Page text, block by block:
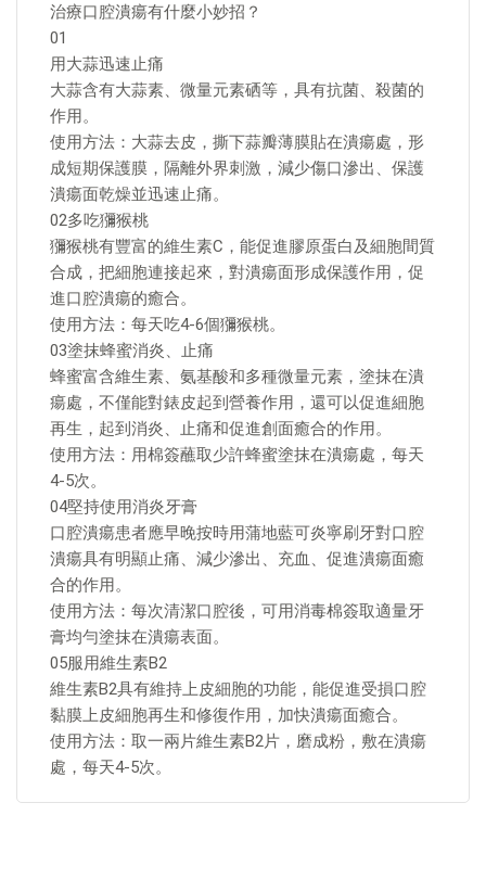
治療口腔潰瘍有什麼小妙招？
01
用大蒜迅速止痛
大蒜含有大蒜素、微量元素硒等，具有抗菌、殺菌的
作用。
使用方法：大蒜去皮，撕下蒜瓣薄膜貼在潰瘍處，形
成短期保護膜，隔離外界刺激，減少傷口滲出、保護
潰瘍面乾燥並迅速止痛。
02多吃獼猴桃
獼猴桃有豐富的維生素C，能促進膠原蛋白及細胞間質
合成，把細胞連接起來，對潰瘍面形成保護作用，促
進口腔潰瘍的癒合。
使用方法：每天吃4-6個獼猴桃。
03塗抹蜂蜜消炎、止痛
蜂蜜富含維生素、氨基酸和多種微量元素，塗抹在潰
瘍處，不僅能對錶皮起到營養作用，還可以促進細胞
再生，起到消炎、止痛和促進創面癒合的作用。
使用方法：用棉簽蘸取少許蜂蜜塗抹在潰瘍處，每天
4-5次。
04堅持使用消炎牙膏
口腔潰瘍患者應早晚按時用蒲地藍可炎寧刷牙對口腔
潰瘍具有明顯止痛、減少滲出、充血、促進潰瘍面癒
合的作用。
使用方法：每次清潔口腔後，可用消毒棉簽取適量牙
膏均勻塗抹在潰瘍表面。
05服用維生素B2
維生素B2具有維持上皮細胞的功能，能促進受損口腔
黏膜上皮細胞再生和修復作用，加快潰瘍面癒合。
使用方法：取一兩片維生素B2片，磨成粉，敷在潰瘍
處，每天4-5次。